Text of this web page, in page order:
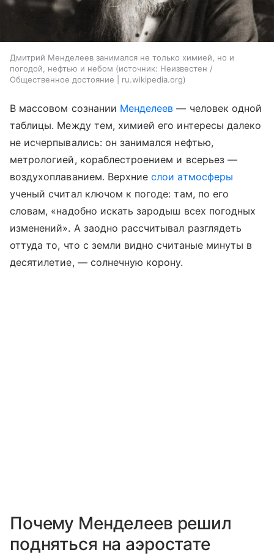
Дмитрий Менделеев занимался не только химией, но и
погодой, нефтью и небом
источник: Неизвестен /
Общественное достояние | ru.wikipedia.org
В массовом сознании Менделеев — человек одной
таблицы. Между тем, химией его интересы далеко
не исчерпывались: он занимался нефтью,
метрологией, кораблестроением и всерьез —
воздухоплаванием. Верхниеслои атмосферы
ученый считал ключом к погоде: там, по его
словам, «надобно искать зародыш всех погодных
изменений». А заодно рассчитывал разглядеть
оттуда то, что с земли видно считаные минуты в
десятилетие, — солнечную корону.
Почему Менделеев решил
подняться на аэростате